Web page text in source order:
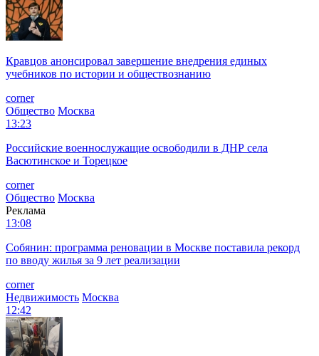
Кравцов анонсировал завершение внедрения единых
учебников по истории и обществознанию
corner
Общество Москва
13:23
Российские военнослужащие освободили в ДНР села
Васютинское и Торецкое
corner
Общество Москва
Реклама
13:08
Собянин: программа реновации в Москве поставила рекорд
по вводу жилья за 9 лет реализации
corner
Недвижимость Москва
12:42